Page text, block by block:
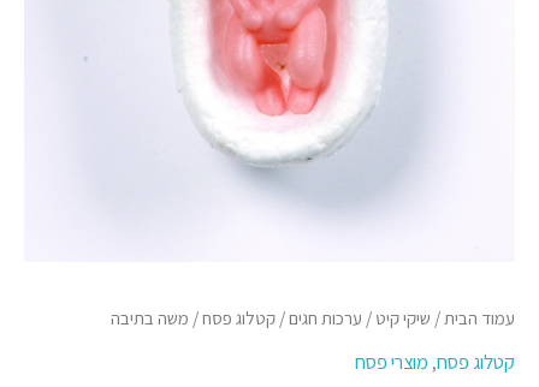
עמוד הבית/ שיקי קיט / ערכות חגים/ קטלוג פסח/ משה בתיבה
קטלוג פסח, מוצרי פסח